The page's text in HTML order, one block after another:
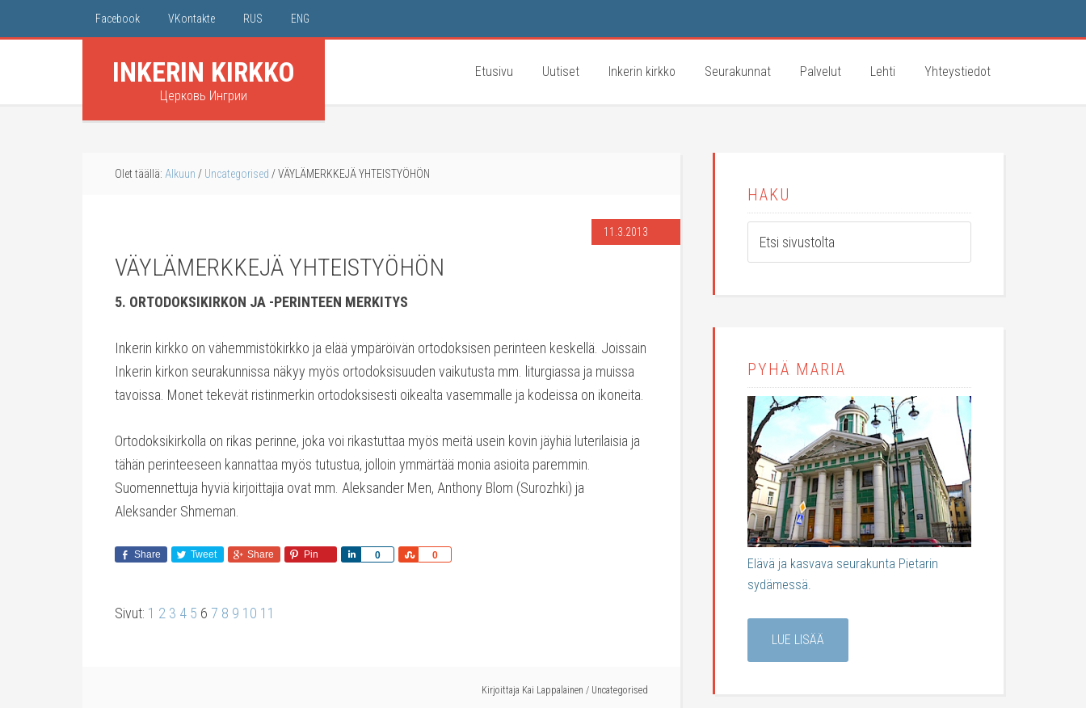
Facebook VKontakte RUS ENG
INKERIN KIRKKO
Церковь Ингрии
Etusivu Uutiset Inkerin kirkko Seurakunnat Palvelut Lehti Yhteystiedot
Olet täällä: Alkuun / Uncategorised /VÄYLÄMERKKEJÄ YHTEISTYÖHÖN
11.3.2013
VÄYLÄMERKKEJÄ YHTEISTYÖHÖN
5. ORTODOKSIKIRKON JA -PERINTEEN MERKITYS
Inkerin kirkko on vähemmistökirkko ja elää ympäröivän ortodoksisen perinteen keskellä. Joissain
Inkerin kirkon seurakunnissa näkyy myös ortodoksisuuden vaikutusta mm. liturgiassa ja muissa
tavoissa. Monet tekevät ristinmerkin ortodoksisesti oikealta vasemmalle ja kodeissa on ikoneita.
Ortodoksikirkolla on rikas perinne, joka voi rikastuttaa myös meitä usein kovin jäyhiä luterilaisia ja
tähän perinteeseen kannattaa myös tutustua, jolloin ymmärtää monia asioita paremmin.
Suomennettuja hyviä kirjoittajia ovat mm. Aleksander Men, Anthony Blom (Surozhki) ja
Aleksander Shmeman.
Share Tweet Share Pin 0
Share 0
Share
Sivut: 1 2 3 4 5 6 7 8 9 10 11
Kirjoittaja Kai Lappalainen / Uncategorised
HAKU
PYHÄ MARIA
Elävä ja kasvava seurakunta Pietarin
sydämessä.
LUE LISÄÄ